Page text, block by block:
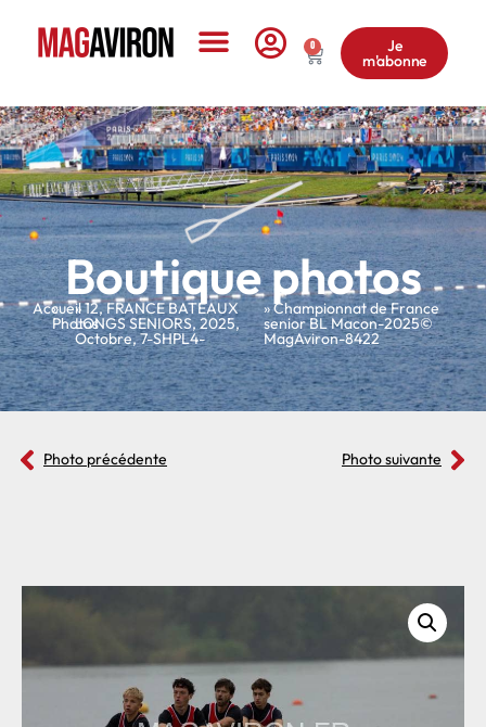
0 Je
m'abonne
Boutique photos
Accueil
»
Photos
»12,FRANCE BATEAUX
LONGS SENIORS,2025,
Octobre,7-SHPL4-
» Championnat de France
senior BL Macon-2025©
MagAviron-8422
Photo précédente Photo suivante